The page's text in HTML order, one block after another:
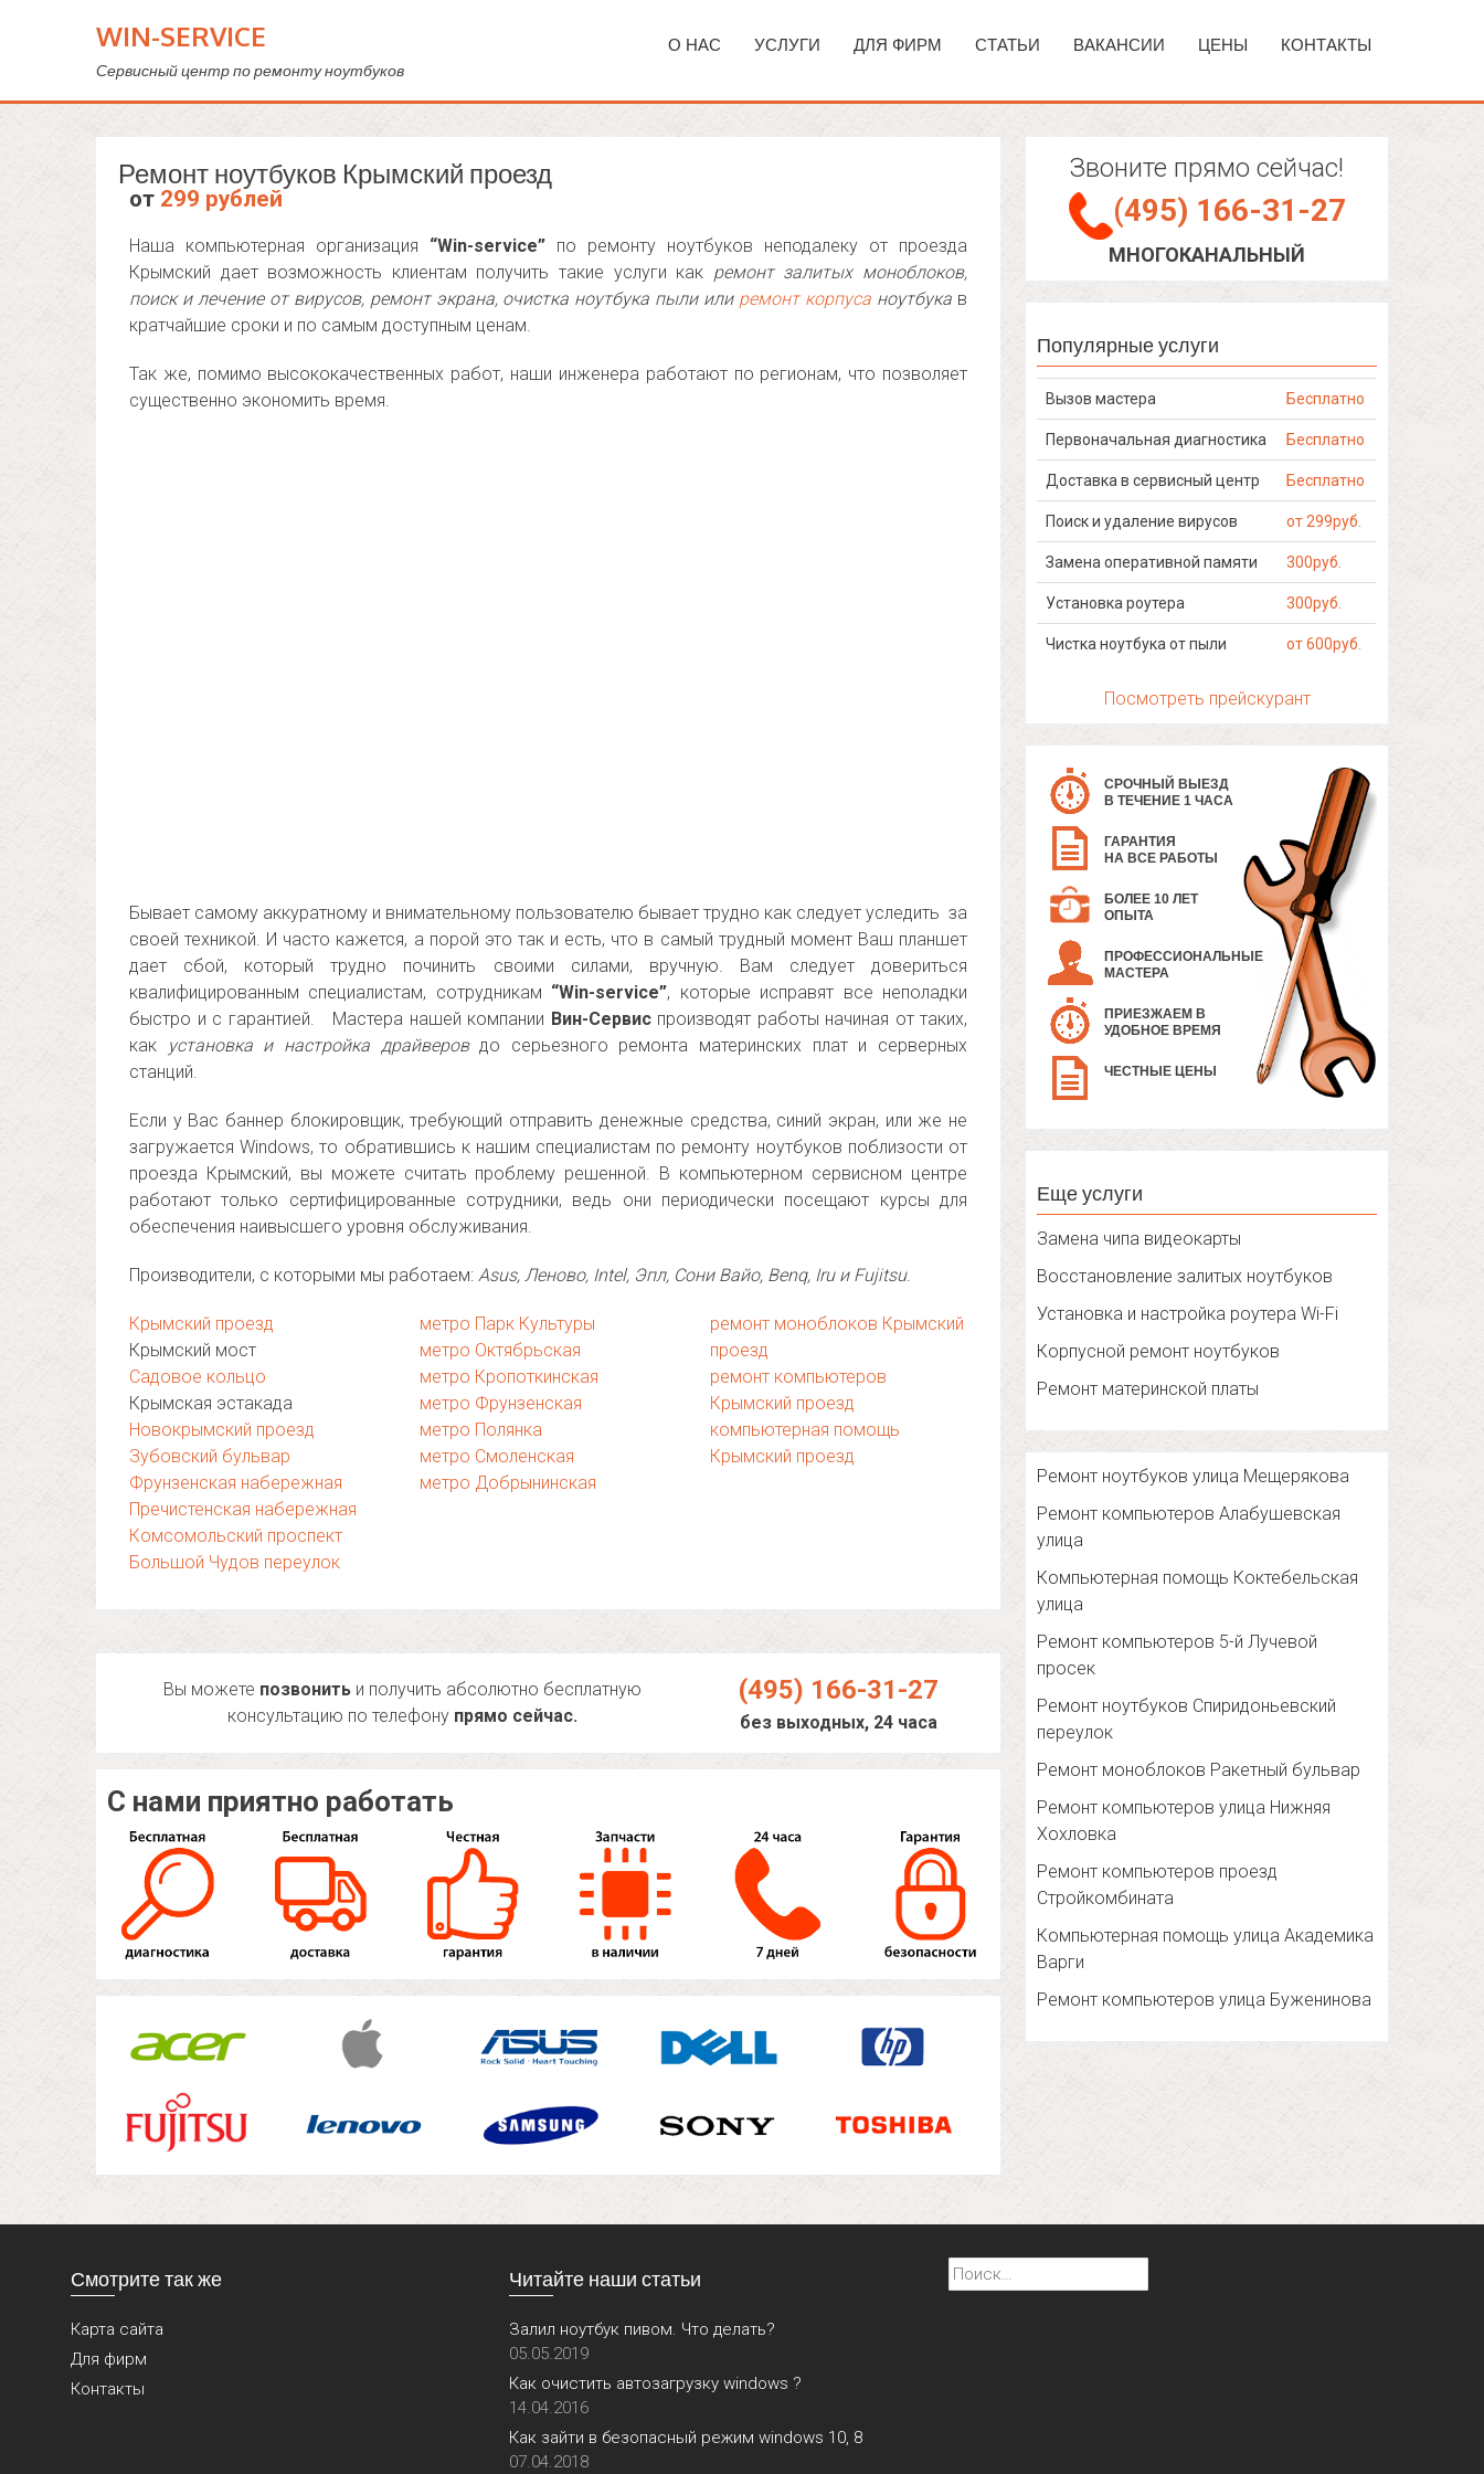
WIN-SERVICE
Сервисный центр по ремонту ноутбуков
О НАС УСЛУГИ ДЛЯ ФИРМ СТАТЬИ ВАКАНСИИ ЦЕНЫ КОНТАКТЫ
Ремонт ноутбуков Крымский проезд
от 299 рублей
Наша компьютерная организация “Win-service” по ремонту ноутбуков неподалеку от проезда
Крымский дает возможность клиентам получить такие услуги как ремонт залитых моноблоков,
поиск и лечение от вирусов, ремонт экрана, очистка ноутбука пыли или ремонт корпуса ноутбука в
кратчайшие сроки и по самым доступным ценам.
Так же, помимо высококачественных работ, наши инженера работают по регионам, что позволяет
существенно экономить время.
Бывает самому аккуратному и внимательному пользователю бывает трудно как следует уследить за
своей техникой. И часто кажется, а порой это так и есть, что в самый трудный момент Ваш планшет
дает сбой, который трудно починить своими силами, вручную. Вам следует довериться
квалифицированным специалистам, сотрудникам “Win-service”, которые исправят все неполадки
быстро и с гарантией. Мастера нашей компании Вин-Сервиспроизводят работы начиная от таких,
как
установка и настройка драйверовдо серьезного ремонта материнских плат и серверных
станций.
Если у Вас баннер блокировщик, требующий отправить денежные средства, синий экран, или же не
загружается Windows, то обратившись к нашим специалистам по ремонту ноутбуков поблизости от
проезда Крымский, вы можете считать проблему решенной. В компьютерном сервисном центре
работают только сертифицированные сотрудники, ведь они периодически посещают курсы для
обеспечения наивысшего уровня обслуживания.
Производители, с которыми мы работаем: Asus, Леново, Intel, Эпл, Сони Вайо, Benq, Iru и Fujitsu.
Крымский проезд
Крымский мост
Садовое кольцо
Крымская эстакада
Новокрымский проезд
Зубовский бульвар
Фрунзенская набережная
Пречистенская набережная
Комсомольский проспект
Большой Чудов переулок
метро Парк Культуры
метро Октябрьская
метро Кропоткинская
метро Фрунзенская
метро Полянка
метро Смоленская
метро Добрынинская
ремонт моноблоков Крымский
проезд
ремонт компьютеров
Крымский проезд
компьютерная помощь
Крымский проезд
Вы можете позвонить и получить абсолютно бесплатную
консультацию по телефону прямо сейчас.
(495) 166-31-27
без выходных, 24 часа
С нами приятно работать
Звоните прямо сейчас!
(495) 166-31-27
МНОГОКАНАЛЬНЫЙ
Популярные услуги
Вызов мастера Бесплатно
Первоначальная диагностика Бесплатно
Доставка в сервисный центр Бесплатно
Поиск и удаление вирусов от 299руб.
Замена оперативной памяти 300руб.
Установка роутера 300руб.
Чистка ноутбука от пыли от 600руб.
Посмотреть прейскурант
СРОЧНЫЙ ВЫЕЗД
В ТЕЧЕНИЕ 1 ЧАСА
ГАРАНТИЯ
НА ВСЕ РАБОТЫ
БОЛЕЕ 10 ЛЕТ
ОПЫТА
ПРОФЕССИОНАЛЬНЫЕ
МАСТЕРА
ПРИЕЗЖАЕМ В
УДОБНОЕ ВРЕМЯ
ЧЕСТНЫЕ ЦЕНЫ
Еще услуги
Замена чипа видеокарты
Восстановление залитых ноутбуков
Установка и настройка роутера Wi-Fi
Корпусной ремонт ноутбуков
Ремонт материнской платы
Ремонт ноутбуков улица Мещерякова
Ремонт компьютеров Алабушевская
улица
Компьютерная помощь Коктебельская
улица
Ремонт компьютеров 5-й Лучевой
просек
Ремонт ноутбуков Спиридоньевский
переулок
Ремонт моноблоков Ракетный бульвар
Ремонт компьютеров улица Нижняя
Хохловка
Ремонт компьютеров проезд
Стройкомбината
Компьютерная помощь улица Академика
Варги
Ремонт компьютеров улица Буженинова
Смотрите так же
Карта сайта
Для фирм
Контакты
Читайте наши статьи
Залил ноутбук пивом. Что делать?
05.05.2019
Как очистить автозагрузку windows ?
14.04.2016
Как зайти в безопасный режим windows 10, 8
07.04.2018
Найти: